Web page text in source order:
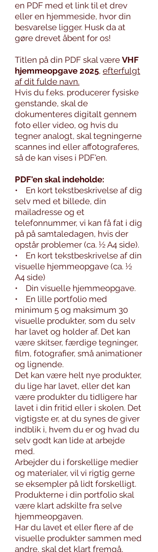
en PDF med et link til et drev
eller en hjemmeside, hvor din
besvarelse ligger. Husk da at
gøre drevet åbent for os!
Titlen på din PDF skal være VHF
hjemmeopgave 2025, efterfulgt
af dit fulde navn.
Hvis du f.eks. producerer fysiske
genstande, skal de
dokumenteres digitalt gennem
foto eller video, og hvis du
tegner analogt, skal tegningerne
scannes ind eller affotograferes,
så de kan vises i PDF'en.
PDF'en skal indeholde:
• En kort tekstbeskrivelse af dig
selv med et billede, din
mailadresse og et
telefonnummer, vi kan få fat i dig
på på samtaledagen, hvis der
opstår problemer (ca. ½ A4 side).
• En kort tekstbeskrivelse af din
visuelle hjemmeopgave (ca. ½
A4 side)
• Din visuelle hjemmeopgave.
• En lille portfolio med
minimum 5 og maksimum 30
visuelle produkter, som du selv
har lavet og holder af. Det kan
være skitser, færdige tegninger,
film, fotografier, små animationer
og lignende.
Det kan være helt nye produkter,
du lige har lavet, eller det kan
være produkter du tidligere har
lavet i din fritid eller i skolen. Det
vigtigste er, at du synes de giver
indblik i, hvem du er og hvad du
selv godt kan lide at arbejde
med.
Arbejder du i forskellige medier
og materialer, vil vi rigtig gerne
se eksempler på lidt forskelligt.
Produkterne i din portfolio skal
være klart adskilte fra selve
hjemmeopgaven.
Har du lavet et eller flere af de
visuelle produkter sammen med
andre, skal det klart fremgå,